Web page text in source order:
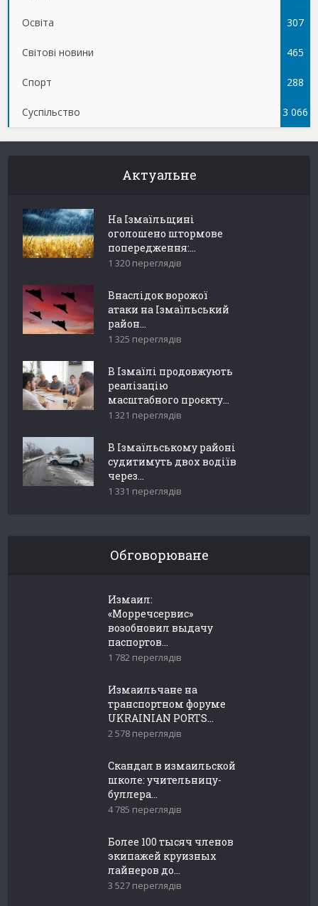
Освіта 307
Світові новини 465
Спорт 288
Суспільство 3 066
Актуальне
На Ізмаїльщині
оголошено штормове
попередження:...
1 320 переглядів
Внаслідок ворожої
атаки на Ізмаїльський
район...
1 325 переглядів
В Ізмаїлі продовжують
реалізацію
масштабного проєкту...
1 321 переглядів
В Ізмаїльському районі
судитимуть двох водіїв
через...
1 331 переглядів
Обговорюване
Измаил:
«Морречсервис»
возобновил выдачу
паспортов...
1 782 переглядів
Измаильчане на
транспортном форуме
UKRAINIAN PORTS...
2 578 переглядів
Скандал в измаильской
школе: учительницу-
буллера...
4 785 переглядів
Более 100 тысяч членов
экипажей круизных
лайнеров до...
3 527 переглядів